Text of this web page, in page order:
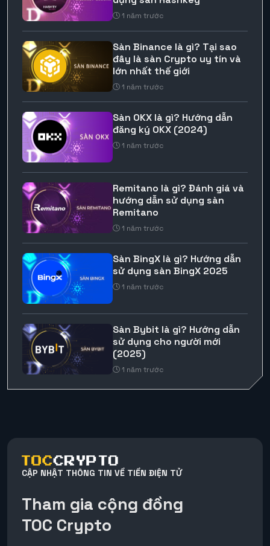
1 năm trước
Sàn Binance là gì? Tại sao
đây là sàn Crypto uy tín và
lớn nhất thế giới
1 năm trước
Sàn OKX là gì? Hướng dẫn
đăng ký OKX (2024)
1 năm trước
Remitano là gì? Đánh giá và
hướng dẫn sử dụng sàn
Remitano
1 năm trước
Sàn BingX là gì? Hướng dẫn
sử dụng sàn BingX 2025
1 năm trước
Sàn Bybit là gì? Hướng dẫn
sử dụng cho người mới
(2025)
1 năm trước
CẬP NHẬT THÔNG TIN VỀ TIỀN ĐIỆN TỬ
Tham gia cộng đồng
TOC Crypto